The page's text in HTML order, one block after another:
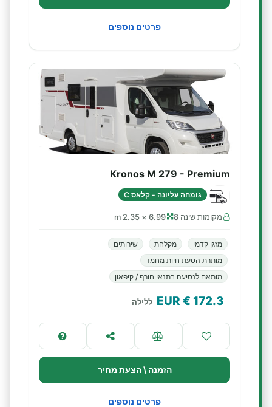
פרטים נוספים
Kronos M 279 - Premium
גומחה עליונה - קלאס C
מקומות שינה 8 6.99 × 2.35 m
מזגן קדמי מקלחת
שירותים
מותרת הסעת חיות מחמד
מותאם לנסיעה בתנאי חורף / קיפאון
172.3
€ EUR ללילה
הזמנה \ הצעת מחיר
פרטים נוספים